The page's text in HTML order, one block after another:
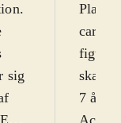
sig
7 år.